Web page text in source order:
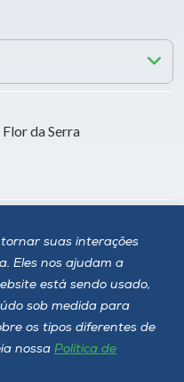
suas interações
Eles nos ajudam a
está sendo usado,
sob medida para
os tipos diferentes de
nossa Política de
da Serra